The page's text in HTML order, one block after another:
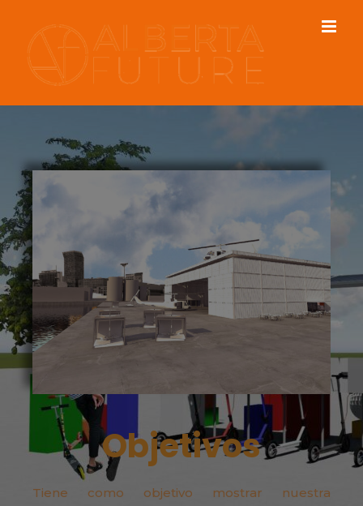
pruebas en el que potenciar y desarrollar
Objetivos
Tiene como objetivo mostrar nuestra